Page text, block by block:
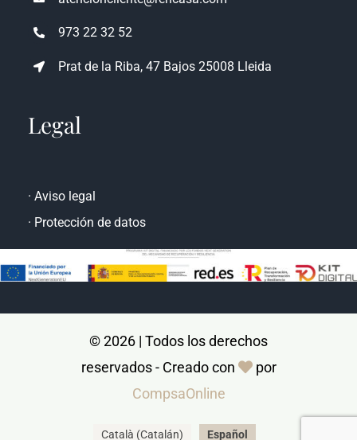
973 22 32 52
Prat de la Riba, 47 Bajos 25008 Lleida
Legal
· Aviso legal
· Protección de datos
© 2026 | Todos los derechos
reservados - Creado con
por
CompsaOnline
Català (Catalán) Español